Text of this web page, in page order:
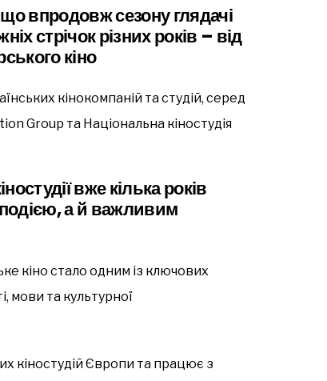
впродовж сезону глядачі
стрічок різних років – від
кіно
кінокомпаній та студій, серед
Group та Національна кіностудія
вже кілька років
а й важливим
кіно стало одним із ключових
мови та культурної
кіностудій Європи та працює з